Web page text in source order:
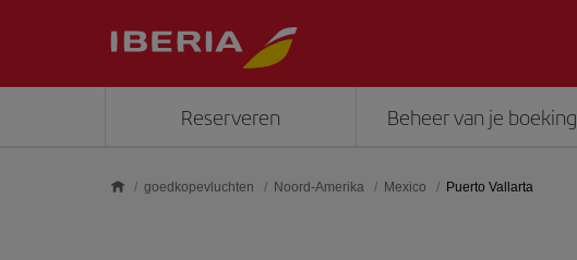
Reserveren Beheer van je boeking
goedkopevluchten Noord-Amerika Mexico Puerto Vallarta